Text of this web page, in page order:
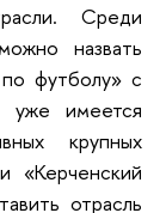
Среди
назвать
футболу» с
уже имеется
крупных
«Керченский
отрасль